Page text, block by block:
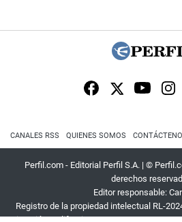
CANALES RSS QUIENES SOMOS
Perfil.com - Editorial Perfil S.A. | ©
derechos
Editor responsable:
Registro de la propiedad intelectual RL-
Dirección:California 2715,C1289ABI,